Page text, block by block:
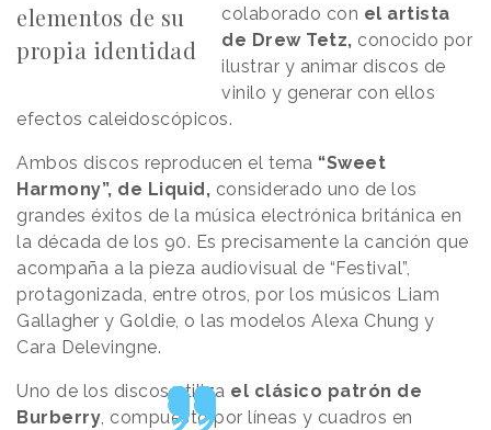
elementos de su
propia identidad
colaborado con el artista
de Drew Tetz, conocido por
ilustrar y animar discos de
vinilo y generar con ellos
efectos caleidoscópicos.
Ambos discos reproducen el tema “Sweet
Harmony”, de Liquid, considerado uno de los
grandes éxitos de la música electrónica británica en
la década de los 90. Es precisamente la canción que
acompaña a la pieza audiovisual de “Festival”,
protagonizada, entre otros, por los músicos Liam
Gallagher y Goldie, o las modelos Alexa Chung y
Cara Delevingne.
Uno de los discos utiliza el clásico patrón de
Burberry, compuesto por líneas y cuadros en